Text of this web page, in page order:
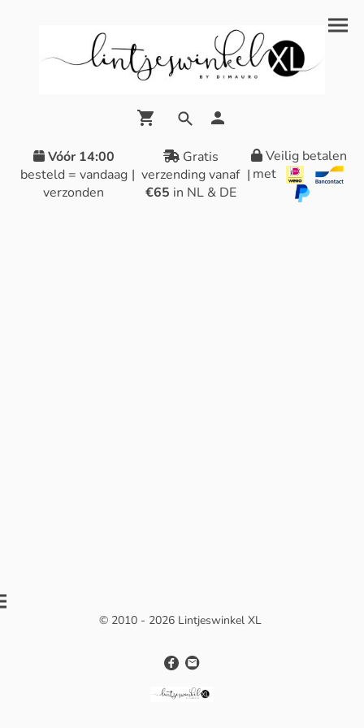
Vóór 14:00
besteld = vandaag
verzonden
|
Gratis
verzending vanaf
€65 in NL & DE
|
Veilig betalen
met
© 2010 - 2026 Lintjeswinkel XL